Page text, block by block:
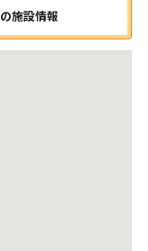
の施設情報